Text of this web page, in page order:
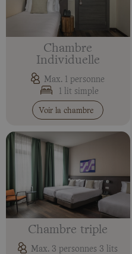
Chambre
Individuelle
Max. 1 personne
1 lit simple
Voir la chambre
Chambre triple
Max. 3 personnes 3 lits